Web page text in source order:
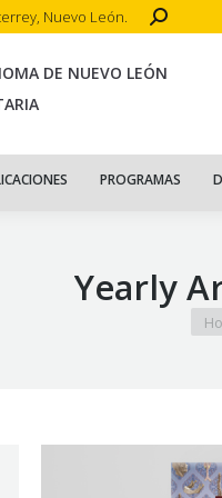
Nuevo León. Search:
DE NUEVO LEÓN
PROGRAMAS
Yearly
ACERCA DE